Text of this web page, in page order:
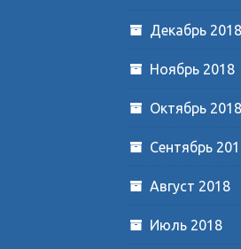
Декабрь 2018
Ноябрь 2018
Октябрь 2018
Сентябрь
Август 2018
Июль 2018